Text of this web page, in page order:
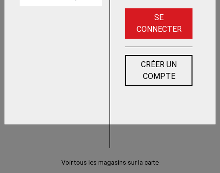
TROUSSE DE SECOURSSE
CONNECTER
CRÉER UN
COMPTE
Voir tous les magasins sur la carte